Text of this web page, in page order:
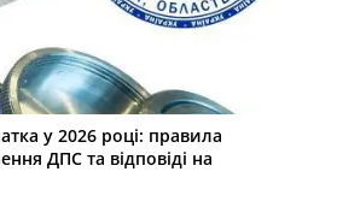
у 2026 році: правила
ДПС та відповіді на